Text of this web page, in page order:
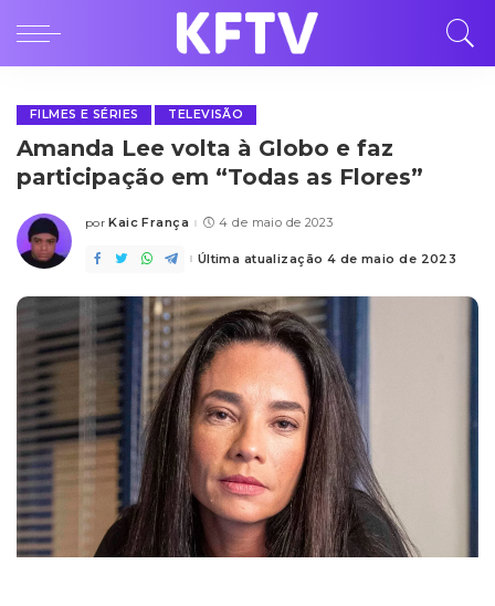
FILMES E SÉRIES TELEVISÃO
Amanda Lee volta à Globo e faz
participação em “Todas as Flores”
Posted
por Kaic França 4 de maio de 2023
Última atualização 4 de maio de 2023